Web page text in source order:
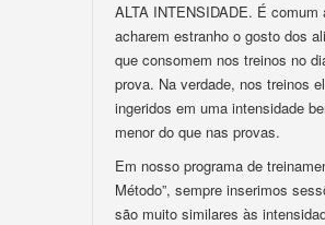
ALTA INTENSIDADE. É comum
acharem estranho o gosto dos
que consomem nos treinos no
prova. Na verdade, nos treinos
ingeridos em uma intensidade
menor do que nas provas.
Em nosso programa de
Método”, sempre inserimos
são muito similares às